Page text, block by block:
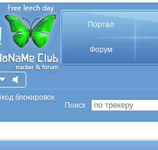
Портал
Форум
блокировок
Поиск :